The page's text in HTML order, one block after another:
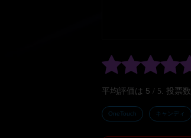
平均評価は 5 / 5. 投票数
OneTouch キャンディ